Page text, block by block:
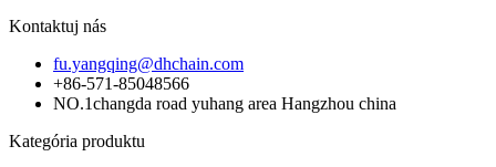
Kontaktuj nás
fu.yangqing@dhchain.com
+86-571-85048566
NO.1changda road yuhang area Hangzhou china
Kategória produktu